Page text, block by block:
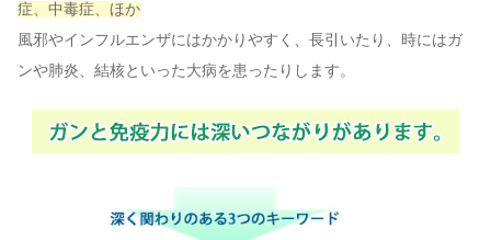
症、中毒症、ほか
風邪やインフルエンザにはかかりやすく、長引いたり、時にはガ
ンや肺炎、結核といった大病を患ったりします。